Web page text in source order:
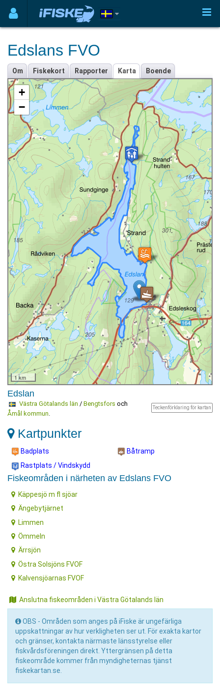
Edslans FVO
Om Fiskekort Rapporter Karta Boende
+
−
1 km
Edslan
Teckenförklaring för kartan
Västra Götalands län / Bengtsfors och
Åmål kommun.
Kartpunkter
Badplats
Rastplats / Vindskydd
Båtramp
Fiskeområden i närheten av Edslans FVO
Käppesjö m fl sjöar
Ängebytjärnet
Limmen
Ömmeln
Ärrsjön
Östra Solsjöns FVOF
Kalvensjöarnas FVOF
Anslutna fiskeområden i Västra Götalands län
OBS - Områden som anges på iFiske är ungefärliga
uppskattningar av hur verkligheten ser ut. För exakta kartor
och gränser, kontakta närmaste länsstyrelse eller
fiskvårdsföreningen direkt. Yttergränsen på detta
fiskeområde kommer från myndigheternas tjänst
fiskekartan.se.